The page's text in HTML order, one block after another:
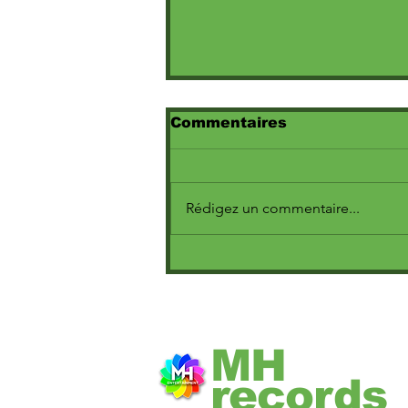
poignant de « Escroc »,
Commentaires
Rédigez un commentaire...
MH
records